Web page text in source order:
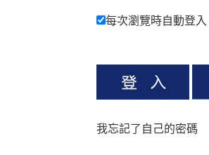
每次瀏覽時自動登入
我忘記了自己的密碼